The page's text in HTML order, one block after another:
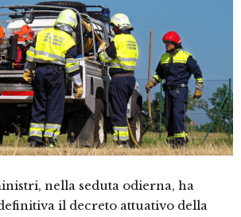
nella seduta odierna, ha
il decreto attuativo della